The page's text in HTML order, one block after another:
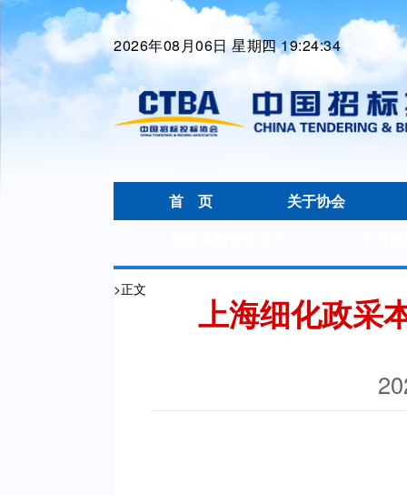
2026年08月06日 星期四 19:24:34
首 页
关于协会
>正文
上海细化政采